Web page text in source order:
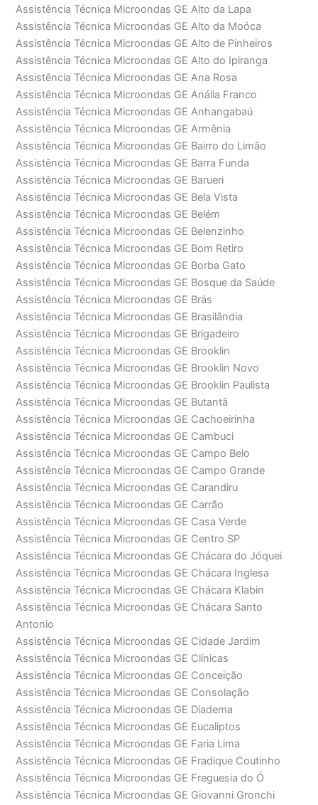
Assistência Técnica Microondas GE Alto da Lapa
Assistência Técnica Microondas GE Alto da Moóca
Assistência Técnica Microondas GE Alto de Pinheiros
Assistência Técnica Microondas GE Alto do Ipiranga
Assistência Técnica Microondas GE Ana Rosa
Assistência Técnica Microondas GE Anália Franco
Assistência Técnica Microondas GE Anhangabaú
Assistência Técnica Microondas GE Armênia
Assistência Técnica Microondas GE Bairro do Limão
Assistência Técnica Microondas GE Barra Funda
Assistência Técnica Microondas GE Barueri
Assistência Técnica Microondas GE Bela Vista
Assistência Técnica Microondas GE Belém
Assistência Técnica Microondas GE Belenzinho
Assistência Técnica Microondas GE Bom Retiro
Assistência Técnica Microondas GE Borba Gato
Assistência Técnica Microondas GE Bosque da Saúde
Assistência Técnica Microondas GE Brás
Assistência Técnica Microondas GE Brasilândia
Assistência Técnica Microondas GE Brigadeiro
Assistência Técnica Microondas GE Brooklin
Assistência Técnica Microondas GE Brooklin Novo
Assistência Técnica Microondas GE Brooklin Paulista
Assistência Técnica Microondas GE Butantã
Assistência Técnica Microondas GE Cachoeirinha
Assistência Técnica Microondas GE Cambuci
Assistência Técnica Microondas GE Campo Belo
Assistência Técnica Microondas GE Campo Grande
Assistência Técnica Microondas GE Carandiru
Assistência Técnica Microondas GE Carrão
Assistência Técnica Microondas GE Casa Verde
Assistência Técnica Microondas GE Centro SP
Assistência Técnica Microondas GE Chácara do Jóquei
Assistência Técnica Microondas GE Chácara Inglesa
Assistência Técnica Microondas GE Chácara Klabin
Assistência Técnica Microondas GE Chácara Santo
Antonio
Assistência Técnica Microondas GE Cidade Jardim
Assistência Técnica Microondas GE Clínicas
Assistência Técnica Microondas GE Conceição
Assistência Técnica Microondas GE Consolação
Assistência Técnica Microondas GE Diadema
Assistência Técnica Microondas GE Eucaliptos
Assistência Técnica Microondas GE Faria Lima
Assistência Técnica Microondas GE Fradique Coutinho
Assistência Técnica Microondas GE Freguesia do Ó
Assistência Técnica Microondas GE Giovanni Gronchi